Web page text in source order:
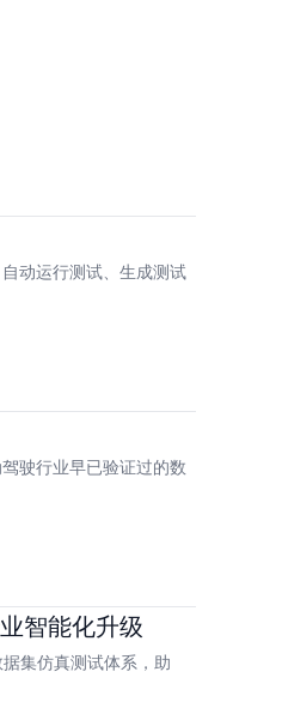
动运行测试、生成测试
驶行业早已验证过的数
智能化升级
集仿真测试体系，助